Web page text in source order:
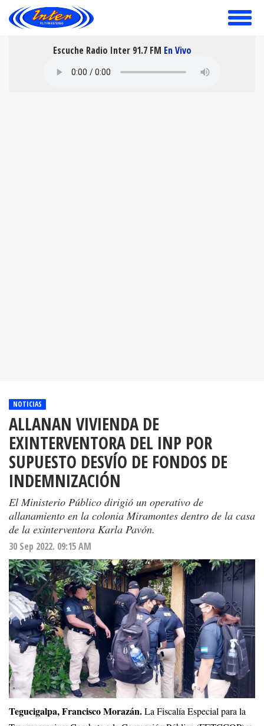
toggle
Escuche Radio Inter 91.7 FM En Vivo
NOTICIAS
ALLANAN VIVIENDA DE
EXINTERVENTORA DEL INP POR
SUPUESTO DESVÍO DE FONDOS DE
INDEMNIZACIÓN
El Ministerio Público dirigió un operativo de
allanamiento en la colonia Miramontes dentro de la casa
de la exinterventora Karla Pavón.
30 Sep 2022. 09:15 AM
Tegucigalpa, Francisco Morazán.La Fiscalía Especial para la